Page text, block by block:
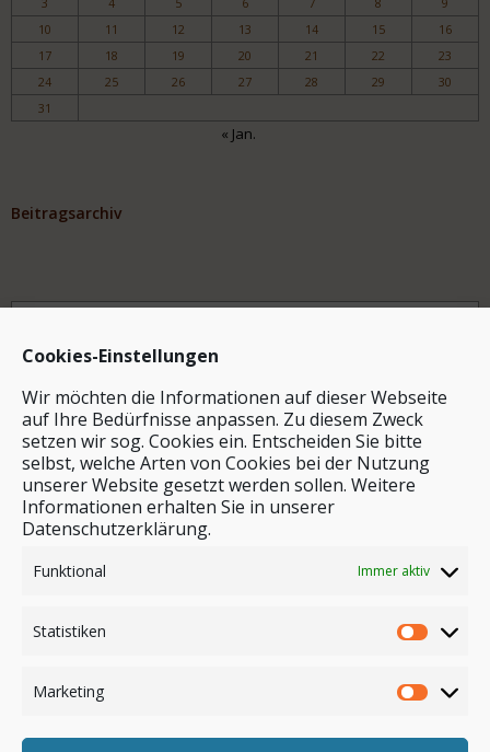
Cookies-Einstellungen
Wir möchten die Informationen auf dieser Webseite
auf Ihre Bedürfnisse anpassen. Zu diesem Zweck
setzen wir sog. Cookies ein. Entscheiden Sie bitte
selbst, welche Arten von Cookies bei der Nutzung
unserer Website gesetzt werden sollen. Weitere
Informationen erhalten Sie in unserer
Datenschutzerklärung.
Funktional Immer aktiv
Statistiken
Marketing
10
11 12 13 14 15
16
17
18 19 20 21 22
23
24
25 26 27 28 29
30
31
« Jan.
Beitragsarchiv
Archiv
Stichwortsuche